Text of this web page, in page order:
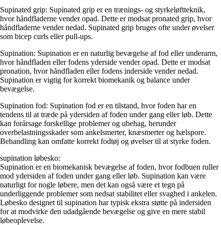
Supinated grip: Supinated grip er en trænings- og styrkeløftteknik,
hvor håndfladerne vender opad. Dette er modsat pronated grip, hvor
håndfladerne vender nedad. Supinated grip bruges ofte under øvelser
som bicep curls eller pull-ups.
Supination: Supination er en naturlig bevægelse af fod eller underarm,
hvor håndfladen eller fodens yderside vender opad. Dette er modsat
pronation, hvor håndfladen eller fodens inderside vender nedad.
Supination er vigtig for korrekt biomekanik og balance under
bevægelse.
Supination fod: Supination fod er en tilstand, hvor foden har en
tendens til at træde på ydersiden af foden under gang eller løb. Dette
kan forårsage forskellige problemer og ubehag, herunder
overbelastningsskader som ankelsmerter, knæsmerter og hælspore.
Behandling kan omfatte korrekt fodtøj og øvelser til at styrke foden.
supination løbesko:
Supination er en biomekanisk bevægelse af foden, hvor fodbuen ruller
mod ydersiden af foden under gang eller løb. Supination kan være
naturligt for nogle løbere, men det kan også være et tegn på
underliggende problemer som nedsat stabilitet eller svaghed i ankelen.
Løbesko designet til supination har typisk ekstra støtte på indersiden
for at modvirke den udadgående bevægelse og give en mere stabil
løbeoplevelse.